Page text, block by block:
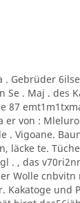
Gebrüder
. Maj . des
87
von :
. Vigoane.
läcke te.
. , das
Wolle cnbvitn
Kakatoge und